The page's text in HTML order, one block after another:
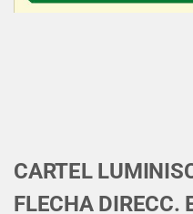
CARTEL
FLECHA DIRECC.